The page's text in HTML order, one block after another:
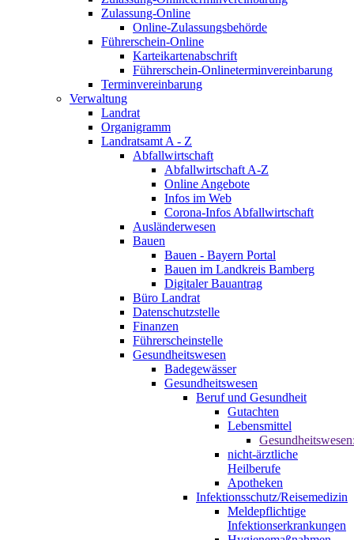
Zulassung-Online
Online-Zulassungsbehörde
Führerschein-Online
Karteikartenabschrift
Führerschein-Onlineterminvereinbarung
Terminvereinbarung
Verwaltung
Landrat
Organigramm
Landratsamt A - Z
Abfallwirtschaft
Abfallwirtschaft A-Z
Online Angebote
Infos im Web
Corona-Infos Abfallwirtschaft
Ausländerwesen
Bauen
Bauen - Bayern Portal
Bauen im Landkreis Bamberg
Digitaler Bauantrag
Büro Landrat
Datenschutzstelle
Finanzen
Führerscheinstelle
Gesundheitswesen
Badegewässer
Gesundheitswesen
Beruf und Gesundheit
Gutachten
Lebensmittel
nicht-ärztliche
Heilberufe
Apotheken
Infektionsschutz/Reisemedizin
Meldepflichtige
Infektionserkrankungen